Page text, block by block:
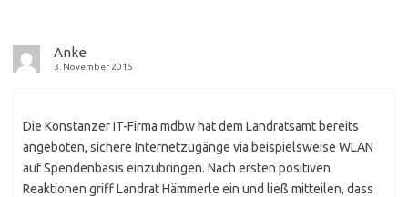
Anke
3. November 2015
Die Konstanzer IT-Firma mdbw hat dem Landratsamt bereits
angeboten, sichere Internetzugänge via beispielsweise WLAN
auf Spendenbasis einzubringen. Nach ersten positiven
Reaktionen griff Landrat Hämmerle ein und ließ mitteilen, dass